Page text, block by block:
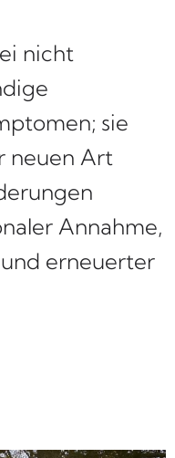
nicht
sie
neuen Art
Annahme,
erneuerter